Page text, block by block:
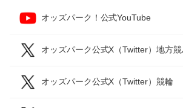
オッズパーク！公式YouTube
オッズパーク公式X（Twitter）地方
オッズパーク公式X（Twitter）競輪